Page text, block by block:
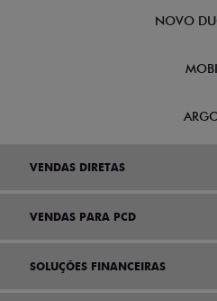
NOVO
MOBI
VENDAS DIRETAS
VENDAS PARA PCD
SOLUÇÕES FINANCEIRAS